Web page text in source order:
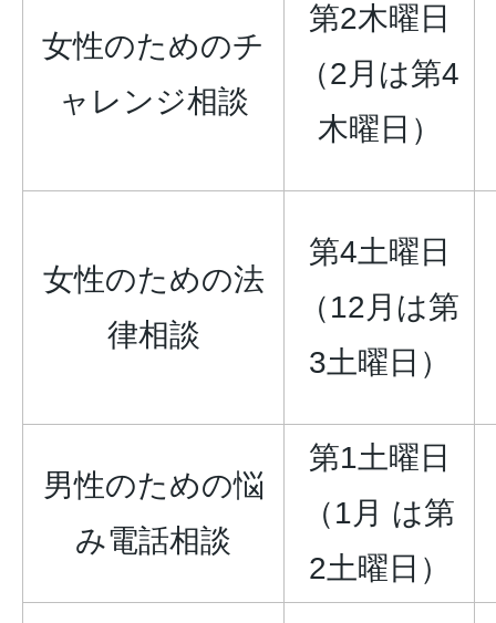
女性のためのチ
ャレンジ相談
第2木曜日
（2月は第4
木曜日）
女性のための法
律相談
第4土曜日
（12月は第
3土曜日）
男性のための悩
み電話相談
第1土曜日
（1月 は第
2土曜日）